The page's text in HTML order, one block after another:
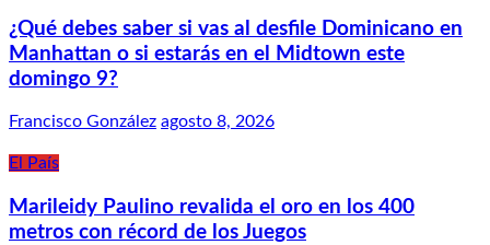
¿Qué debes saber si vas al desfile Dominicano en
Manhattan o si estarás en el Midtown este
domingo 9?
Francisco González agosto 8, 2026
El País
Marileidy Paulino revalida el oro en los 400
metros con récord de los Juegos